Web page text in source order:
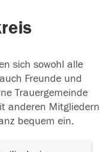
sich sowohl alle
Freunde und
Trauergemeinde
anderen Mitgliedern
bequem ein.